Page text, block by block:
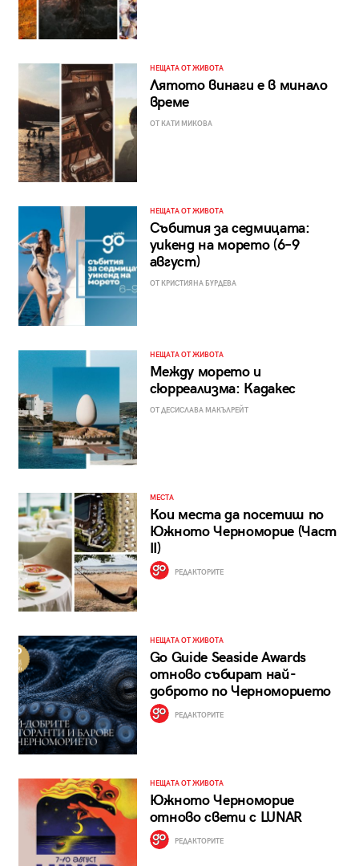
НЕЩАТА ОТ ЖИВОТА
Лятото винаги е в минало
време
ОТ КАТИ МИКОВА
НЕЩАТА ОТ ЖИВОТА
Събития за седмицата:
уикенд на морето (6–9
август)
ОТ КРИСТИЯНА БУРДЕВА
НЕЩАТА ОТ ЖИВОТА
Между морето и
сюрреализма: Кадакес
ОТ ДЕСИСЛАВА МАКЪЛРЕЙТ
МЕСТА
Кои места да посетиш по
Южното Черноморие (Част
II)
РЕДАКТОРИТЕ
НЕЩАТА ОТ ЖИВОТА
Go Guide Seaside Awards
отново събират най-
доброто по Черноморието
РЕДАКТОРИТЕ
НЕЩАТА ОТ ЖИВОТА
Южното Черноморие
отново свети с LUNAR
РЕДАКТОРИТЕ